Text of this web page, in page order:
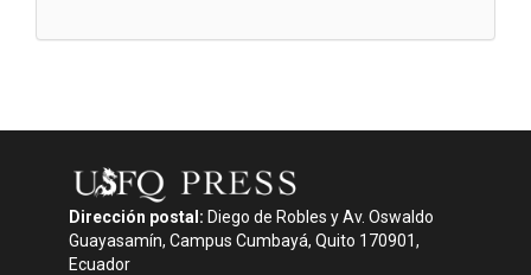
Dirección postal: Diego de Robles y Av. Oswaldo
Guayasamín, Campus Cumbayá, Quito 170901,
Ecuador